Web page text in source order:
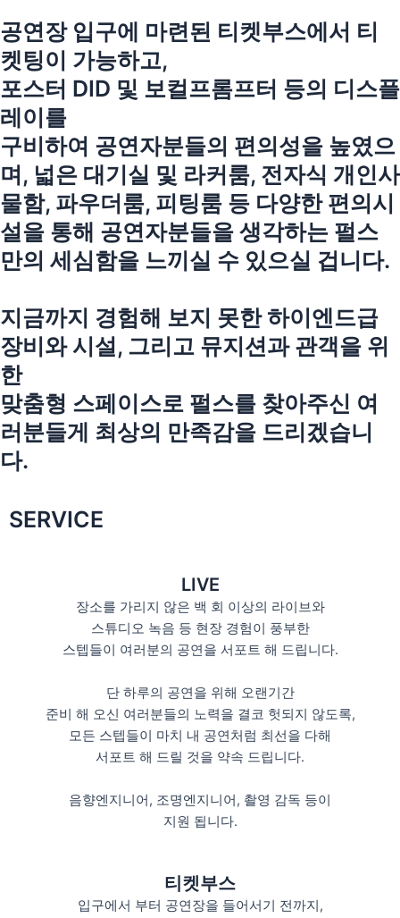
공연장 입구에 마련된 티켓부스에서 티
켓팅이 가능하고,
포스터 DID 및 보컬프롬프터 등의 디스플
레이를
구비하여 공연자분들의 편의성을 높였으
며, 넓은 대기실 및 라커룸, 전자식 개인사
물함, 파우더룸, 피팅룸 등 다양한 편의시
설을 통해 공연자분들을 생각하는 펄스
만의 세심함을 느끼실 수 있으실 겁니다.
지금까지 경험해 보지 못한 하이엔드급
장비와 시설, 그리고 뮤지션과 관객을 위
한
맞춤형 스페이스로 펄스를 찾아주신 여
러분들게 최상의 만족감을 드리겠습니
다.
SERVICE
LIVE
장소를 가리지 않은 백 회 이상의 라이브와
스튜디오 녹음 등 현장 경험이 풍부한
스텝들이 여러분의 공연을 서포트 해 드립니다.
단 하루의 공연을 위해 오랜기간
준비 해 오신 여러분들의 노력을 결코 헛되지 않도록,
모든 스텝들이 마치 내 공연처럼 최선을 다해
서포트 해 드릴 것을 약속 드립니다.
음향엔지니어, 조명엔지니어, 촬영 감독 등이
지원 됩니다.
티켓부스
입구에서 부터 공연장을 들어서기 전까지,